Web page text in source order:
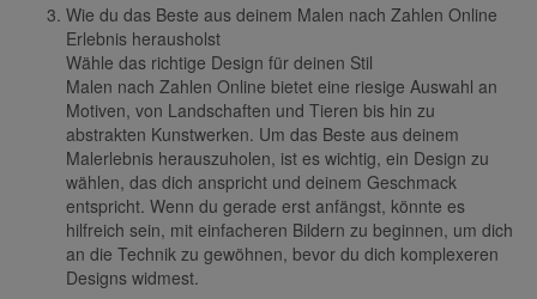
Wie du das Beste aus deinem Malen nach Zahlen Online
Erlebnis herausholst
Wähle das richtige Design für deinen Stil
Malen nach Zahlen Online bietet eine riesige Auswahl an
Motiven, von Landschaften und Tieren bis hin zu
abstrakten Kunstwerken. Um das Beste aus deinem
Malerlebnis herauszuholen, ist es wichtig, ein Design zu
wählen, das dich anspricht und deinem Geschmack
entspricht. Wenn du gerade erst anfängst, könnte es
hilfreich sein, mit einfacheren Bildern zu beginnen, um dich
an die Technik zu gewöhnen, bevor du dich komplexeren
Designs widmest.